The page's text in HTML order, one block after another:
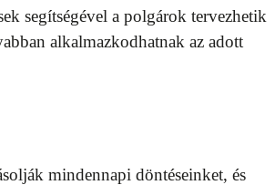
segítségével a polgárok tervezhetik
alkalmazkodhatnak az adott
mindennapi döntéseinket, és